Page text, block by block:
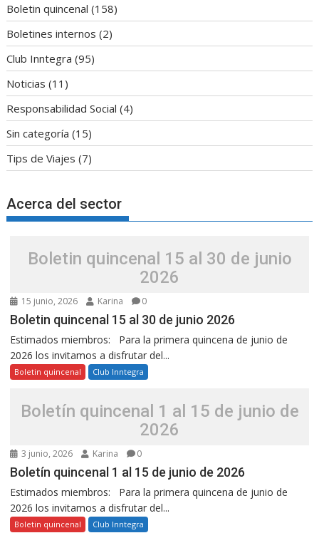
Boletin quincenal (158)
Boletines internos (2)
Club Inntegra (95)
Noticias (11)
Responsabilidad Social (4)
Sin categoría (15)
Tips de Viajes (7)
Acerca del sector
Boletin quincenal 15 al 30 de junio
2026
15 junio, 2026 Karina 0
Boletin quincenal 15 al 30 de junio 2026
Estimados miembros: Para la primera quincena de junio de
2026 los invitamos a disfrutar del...
Boletin quincenal Club Inntegra
Boletín quincenal 1 al 15 de junio de
2026
3 junio, 2026 Karina 0
Boletín quincenal 1 al 15 de junio de 2026
Estimados miembros: Para la primera quincena de junio de
2026 los invitamos a disfrutar del...
Boletin quincenal Club Inntegra